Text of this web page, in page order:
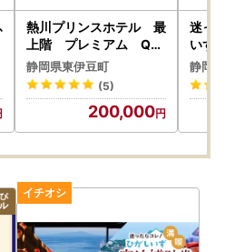
ヶ月以内にお届けしておりま
が集中するため、一部を除き、
合は、不在日を必ず備考欄にご
出がなく、お届け時に長期ご不
過し当方へ返送された場合に
ねますので予めご了承ください。
すのでご了承ください。
熱川プリンスホテル 最
上階 プレミアム Qo
omo客室 1泊2食 ペ
ア 宿泊券 平日限定
G009／静岡県 東伊豆
静岡県東伊豆町
(5)
200,000
迷っ
いず
券 （
／静
静岡